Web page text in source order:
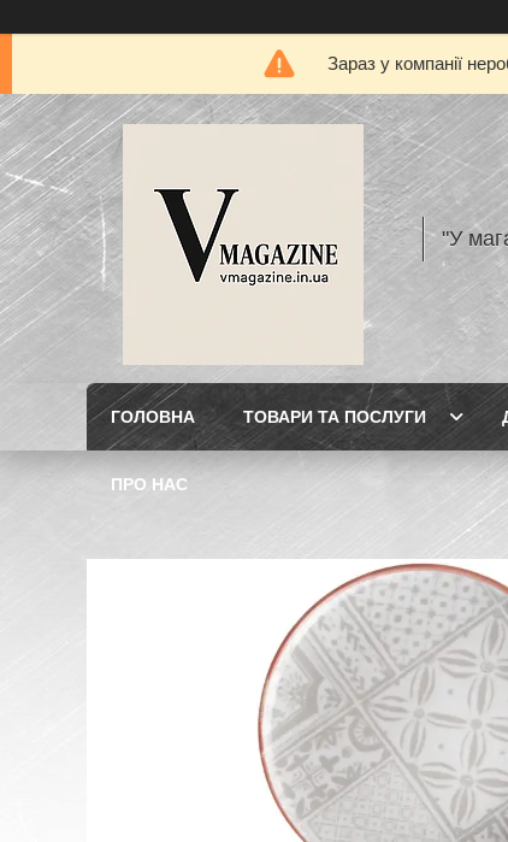
Зараз у компанії
"У
ГОЛОВНА ТОВАРИ ТА ПОСЛУГИ
ПРО НАС